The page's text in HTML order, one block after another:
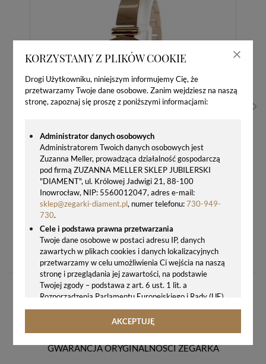
KORZYSTAMY Z PLIKÓW COOKIE
Drogi Użytkowniku, niniejszym informujemy Cię, że
przetwarzamy Twoje dane osobowe. Zanim wejdziesz na naszą
stronę, zapoznaj się proszę z poniższymi informacjami:
Administrator danych osobowych
Administratorem Twoich danych osobowych jest
Zuzanna Meller, prowadząca działalność gospodarczą
pod firmą ZUZANNA MELLER SKLEP JUBILERSKI
"DIAMENT", ul. Królowej Jadwigi 21, 88-100
Inowrocław, NIP: 5560012047, adres e-mail:
sklep@zegarki-diament.pl, numer telefonu:730-949-
730.
Cele i podstawa prawna przetwarzania
Twoje dane osobowe w postaci adresu IP, danych
zawartych w plikach cookies i danych lokalizacyjnych
przetwarzamy w celu umożliwienia Ci wejścia na naszą
stronę i przeglądania jej zawartości, na podstawie
Twojej zgody – podstawa z art. 6 ust. 1 lit. a
Rozporządzenia Parlamentu Europejskiego i Rady (UE)
2016/679 z 27.04.2016 r. w sprawie ochrony osób
fizycznych w związku z przetwarzaniem danych
rozporządzenie o ochronie danych, tj. RODO).
AKCEPTUJĘ
149,00 zł
GWARANCJA ORYGINALNOŚCI ZEGARKA